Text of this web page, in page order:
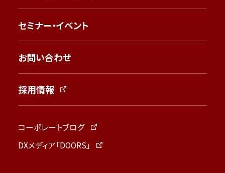
セミナー・イベント
お問い合わせ
採用情報
コーポレートブログ
DXメディア「DOORS」